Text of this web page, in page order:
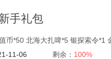
手礼包
币*50 北海大扎啤*5 银探索令*1
11-06 剩余： 100%